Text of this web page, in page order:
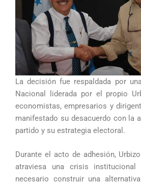
La decisión fue respaldada por
Nacional liderada por el propio
economistas, empresarios y
manifestado su desacuerdo con la
partido y su estrategia electoral.
Durante el acto de adhesión,
atraviesa una crisis
necesario construir una